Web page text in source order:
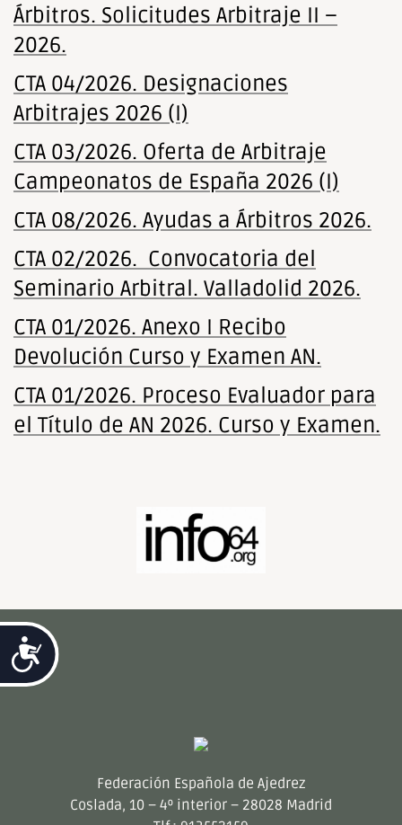
Accesibilidad
Árbitros. Solicitudes Arbitraje II –
2026.
CTA 04/2026. Designaciones
Arbitrajes 2026 (I)
CTA 03/2026. Oferta de Arbitraje
Campeonatos de España 2026 (I)
CTA 08/2026. Ayudas a Árbitros 2026.
CTA 02/2026. Convocatoria del
Seminario Arbitral. Valladolid 2026.
CTA 01/2026. Anexo I Recibo
Devolución Curso y Examen AN.
CTA 01/2026. Proceso Evaluador para
el Título de AN 2026. Curso y Examen.
Federación Española de Ajedrez
Coslada, 10 – 4º interior – 28028 Madrid